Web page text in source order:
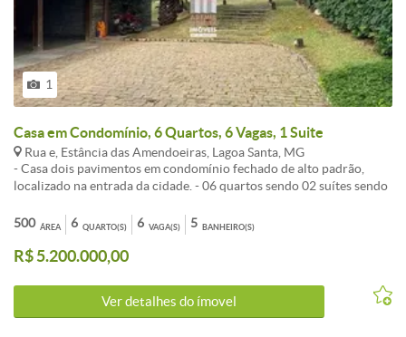
1
Casa em Condomínio, 6 Quartos, 6 Vagas, 1 Suite
Rua e, Estância das Amendoeiras, Lagoa Santa, MG
- Casa dois pavimentos em condomínio fechado de alto padrão,
localizado na entrada da cidade. - 06 quartos sendo 02 suítes sendo
social, - Cozinha com armários planejados, - Varanda, - Área de
serviço, - Área gourmet completa com churrasqueira, Piscina,
Sauna, Quintal amplo, - Vaga de garagem para vários carros.
conservação ambiental, onde estão distribuídos 323 chácaras, entre
elas de 1000m e 5000m, em uma área total de 1.765.720 m². Nesse
ÁREA
500 QUARTO(S)
6 VAGA(S)
6 BANHEIRO(S)
5
R$ 5.200.000,00
Ver detalhes do ímovel